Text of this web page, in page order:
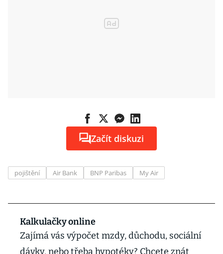
Začít diskuzi
pojištění Air Bank BNP Paribas My Air
Kalkulačky online
Zajímá vás výpočet mzdy, důchodu, sociální
dávky, nebo třeba hypotéky? Chcete znát